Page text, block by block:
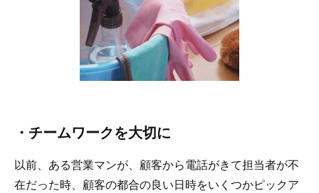
・チームワークを大切に
以前、ある営業マンが、顧客から電話がきて担当者が不
在だった時、顧客の都合の良い日時をいくつかピックア